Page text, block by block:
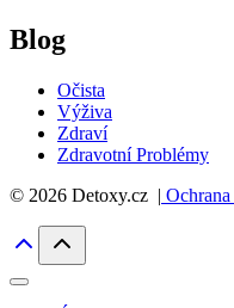
Blog
Očista
Výživa
Zdraví
Zdravotní Problémy
© 2026 Detoxy.cz |